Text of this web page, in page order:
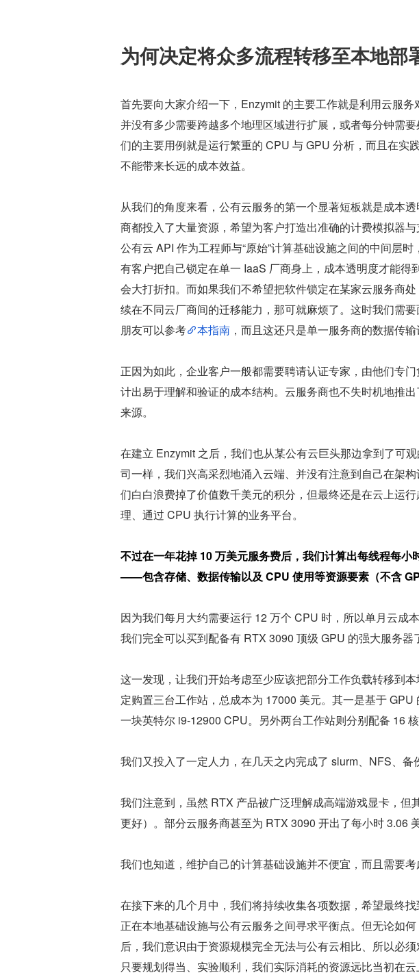
为何决定将众多流程转移至本地部
首先要向大家介绍一下，Enzymit 的主要工作就是利用云服
并没有多少需要跨越多个地理区域进行扩展，或者每分钟需
们的主要用例就是运行繁重的 CPU 与 GPU 分析，而且在实
不能带来长远的成本效益。
从我们的角度来看，公有云服务的第一个显著短板就是成本
商都投入了大量资源，希望为客户打造出准确的计费模拟器
公有云 API 作为工程师与“原始”计算基础设施之间的中间层
有客户把自己锁定在单一 IaaS 厂商身上，成本透明度才能
会大打折扣。而如果我们不希望把软件锁定在某家云服务商
续在不同云厂商间的迁移能力，那可就麻烦了。这时我们需
朋友可以参考
本指南 ，而且这还只是单一服务商的数据传输
正因为如此，企业客户一般都需要聘请认证专家，由他们专
计出易于理解和验证的成本结构。云服务商也不失时机地推
来源。
在建立 Enzymit 之后，我们也从某公有云巨头那边拿到了可
司一样，我们兴高采烈地涌入云端、并没有注意到自己在架
们白白浪费掉了价值数千美元的积分，但最终还是在云上运
理、通过 CPU 执行计算的业务平台。
不过在一年花掉 10 万美元服务费后，我们计算出每线程每小
——包含存储、数据传输以及 CPU 使用等资源要素（不含
因为我们每月大约需要运行 12 万个 CPU 时，所以单月云成
我们完全可以买到配备有 RTX 3090 顶级 GPU 的强大服务器
这一发现，让我们开始考虑至少应该把部分工作负载转移到
定购置三台工作站，总成本为 17000 美元。其一是基于
一块英特尔 i9-12900 CPU。另外两台工作站则分别配备 16
我们又投入了一定人力，在几天之内完成了 slurm、NFS、备
我们注意到，虽然 RTX 产品被广泛理解成高端游戏显卡，但
更好）。部分云服务商甚至为 RTX 3090 开出了每小时 3.06
我们也知道，维护自己的计算基础设施并不便宜，而且需要考
在接下来的几个月中，我们将持续收集各项数据，希望最终
正在本地基础设施与公有云服务之间寻求平衡点。但无论如
后，我们意识由于资源规模完全无法与公有云相比、所以必
只要规划得当、实验顺利，我们实际消耗的资源远比当初在云